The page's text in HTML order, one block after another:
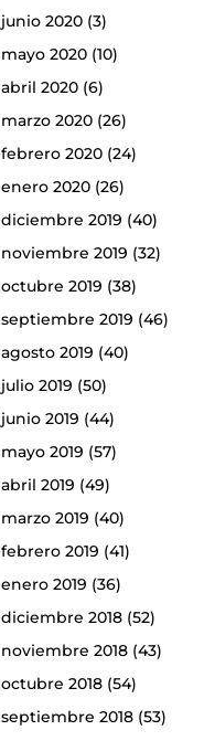
junio 2020(3)
mayo 2020(10)
abril 2020(6)
marzo 2020(26)
febrero 2020(24)
enero 2020(26)
diciembre 2019 (40)
noviembre 2019 (32)
octubre 2019 (38)
septiembre 2019 (46)
agosto 2019 (40)
julio 2019 (50)
junio 2019 (44)
mayo 2019 (57)
abril 2019 (49)
marzo 2019 (40)
febrero 2019 (41)
enero 2019 (36)
diciembre 2018(52)
noviembre 2018(43)
octubre 2018(54)
septiembre 2018(53)